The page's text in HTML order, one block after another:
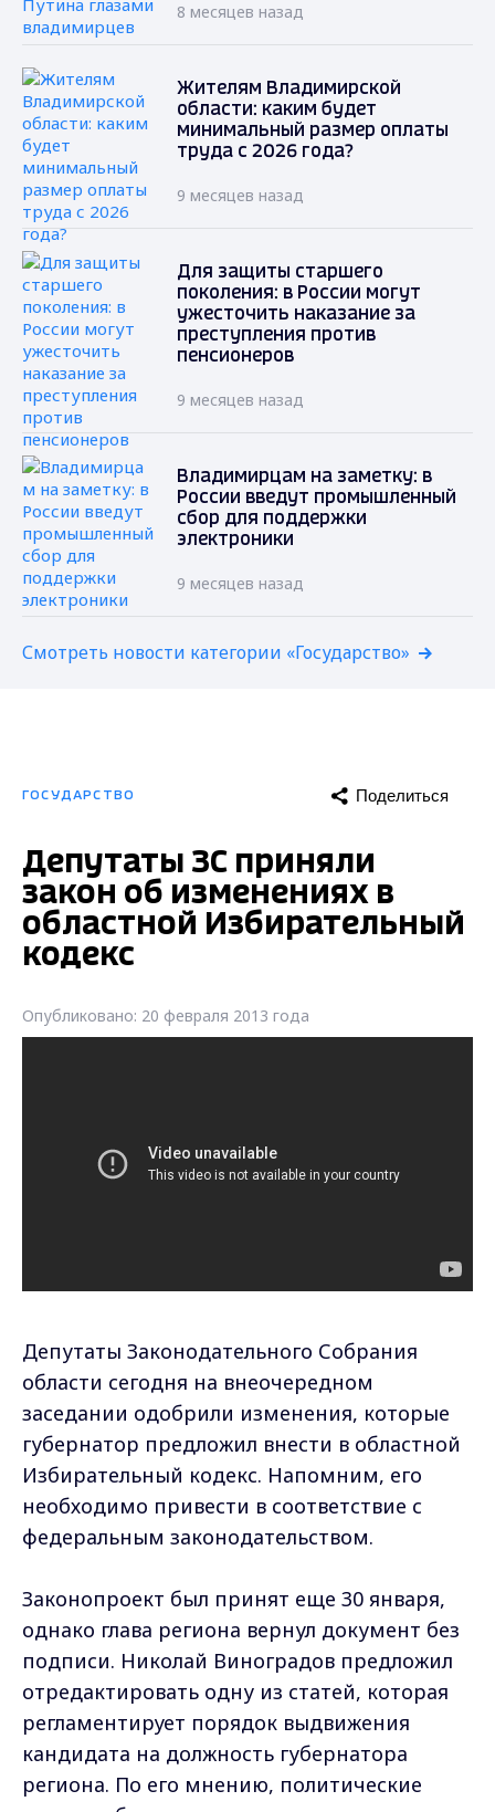
8 месяцев назад
Жителям Владимирской
области: каким будет
минимальный размер оплаты
труда с 2026 года?
9 месяцев назад
Для защиты старшего
поколения: в России могут
ужесточить наказание за
преступления против
пенсионеров
9 месяцев назад
Владимирцам на заметку: в
России введут промышленный
сбор для поддержки
электроники
9 месяцев назад
Смотреть новости категории «Государство»
ГОСУДАРСТВО Поделиться
Депутаты ЗС приняли
закон об изменениях в
областной Избирательный
кодекс
Опубликовано: 20 февраля 2013 года
Депутаты Законодательного Собрания
области сегодня на внеочередном
заседании одобрили изменения, которые
губернатор предложил внести в областной
Избирательный кодекс. Напомним, его
необходимо привести в соответствие с
федеральным законодательством.
Законопроект был принят еще 30 января,
однако глава региона вернул документ без
подписи. Николай Виноградов предложил
отредактировать одну из статей, которая
регламентирует порядок выдвижения
кандидата на должность губернатора
региона. По его мнению, политические